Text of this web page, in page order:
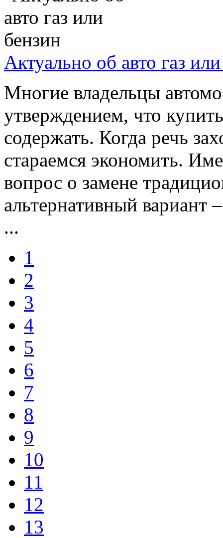
Актуально об авто газ
Многие владельцы
утверждением, что
содержать. Когда речь
стараемся экономить.
вопрос о замене
альтернативный вариант
...
1
2
3
4
5
6
7
8
9
10
11
12
13